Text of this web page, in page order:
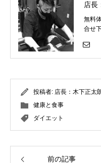
店長
無料
合せ
投稿者: 店長：木下正太
健康と食事
ダイエット
前の記事